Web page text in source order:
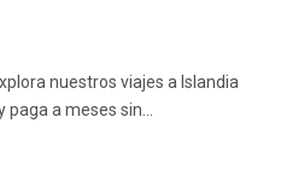
nuestros viajes a Islandia
a meses sin…